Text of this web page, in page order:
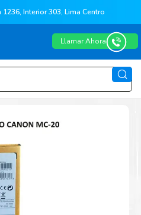
Interior 303, Lima Centro
Llamar Ahora